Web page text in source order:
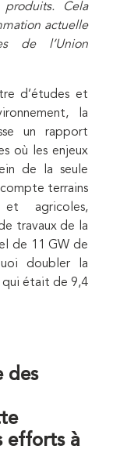
produits. Cela
actuelle
de l’Union
d’études et
la
un rapport
où les enjeux
de la seule
terrains
et agricoles,
travaux de la
de 11 GW de
doubler la
qui était de 9,4
des
efforts à